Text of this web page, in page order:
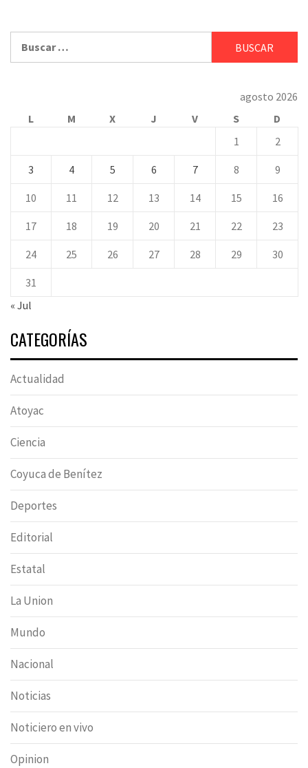
agosto 2026
L
M X J V S
D
1
2
3 4 5 6 7 8 9
10 11 12 13 14 15 16
17 18 19 20 21 22 23
24 25 26 27 28 29 30
31
« Jul
CATEGORÍAS
Actualidad
Atoyac
Ciencia
Coyuca de Benítez
Deportes
Editorial
Estatal
La Union
Mundo
Nacional
Noticias
Noticiero en vivo
Opinion